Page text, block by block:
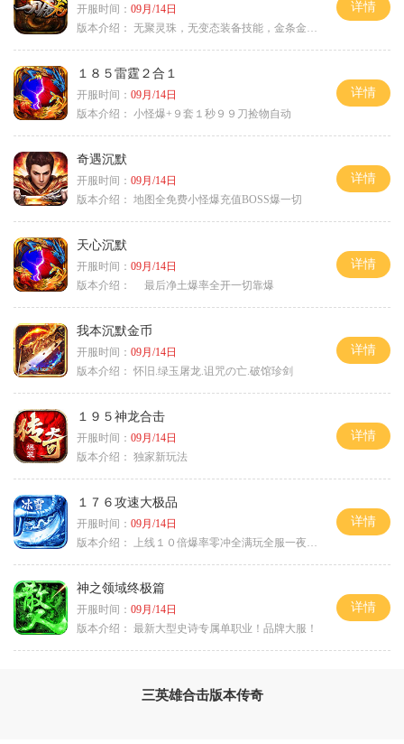
开服时间： 09月/14日
版本介绍： 无聚灵珠，无变态装备技能，金条金刚石保底
详情
１８５雷霆２合１
开服时间： 09月/14日
版本介绍： 小怪爆+９套１秒９９刀捡物自动
详情
奇遇沉默
开服时间： 09月/14日
版本介绍： 地图全免费小怪爆充值BOSS爆一切
详情
天心沉默
开服时间： 09月/14日
版本介绍：
最后净土爆率全开一切靠爆
详情
我本沉默金币
开服时间： 09月/14日
版本介绍： 怀旧.绿玉屠龙.诅咒の亡.破馆珍剑
详情
１９５神龙合击
开服时间： 09月/14日
版本介绍： 独家新玩法
详情
１７６攻速大极品
开服时间： 09月/14日
版本介绍：
上线１０倍爆率零冲全满玩全服一夜终极
详情
神之领域终极篇
开服时间： 09月/14日
版本介绍： 最新大型史诗专属单职业！品牌大服！
详情
三英雄合击版本传奇